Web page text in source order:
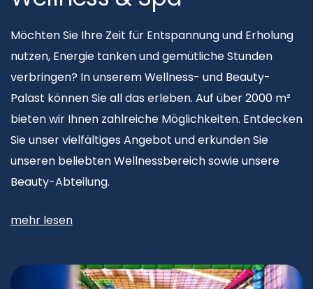
Möchten Sie Ihre Zeit für Entspannung und Erholung
nutzen, Energie tanken und gemütliche Stunden
verbringen? In unserem Wellness- und Beauty-
Palast können Sie all das erleben. Auf über 2000 m²
bieten wir Ihnen zahlreiche Möglichkeiten. Entdecken
Sie unser vielfältiges Angebot und erkunden Sie
unseren beliebten Wellnessbereich sowie unsere
Beauty-Abteilung.
mehr lesen